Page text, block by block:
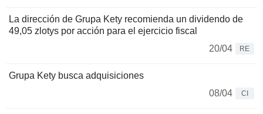
La dirección de Grupa Kety recomienda un dividendo de
49,05 zlotys por acción para el ejercicio fiscal
20/04
RE
Grupa Kety busca adquisiciones
08/04
CI